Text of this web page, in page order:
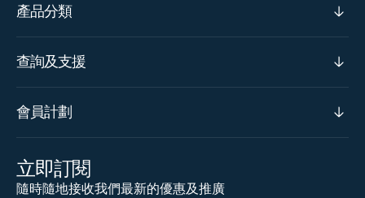
產品分類
查詢及支援
會員計劃
立即訂閱
隨時隨地接收我們最新的優惠及推廣